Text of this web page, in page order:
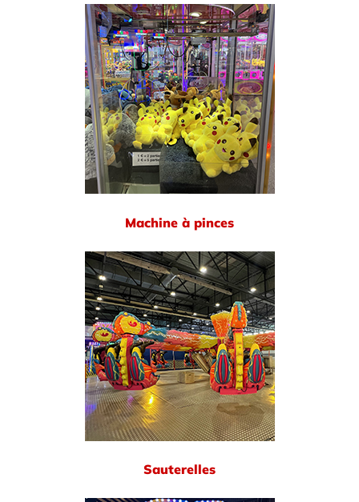
Machine à pinces
Sauterelles